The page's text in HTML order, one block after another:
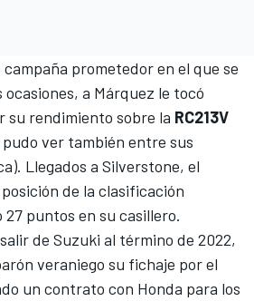
prometedor en el que se
ocasiones, a Márquez le tocó
rendimiento sobre la RC213V
ver también entre sus
Llegados a Silverstone, el
de la clasificación
puntos en su casillero.
de Suzuki al término de 2022,
veraniego su fichaje por el
un contrato con Honda para los